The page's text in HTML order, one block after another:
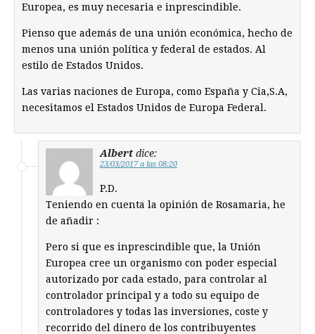
Europea, es muy necesaria e inprescindible.
Pienso que además de una unión económica, hecho de
menos una unión política y federal de estados. Al
estilo de Estados Unidos.
Las varias naciones de Europa, como España y Cia,S.A,
necesitamos el Estados Unidos de Europa Federal.
Albert dice:
23/03/2017 a las 08:20
P.D.
Teniendo en cuenta la opinión de Rosamaria, he
de añadir :
Pero si que es inprescindible que, la Unión
Europea cree un organismo con poder especial
autorizado por cada estado, para controlar al
controlador principal y a todo su equipo de
controladores y todas las inversiones, coste y
recorrido del dinero de los contribuyentes